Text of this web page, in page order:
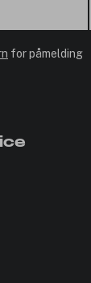
for påmelding